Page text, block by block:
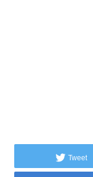
Tweet